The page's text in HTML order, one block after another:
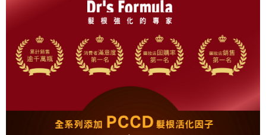
易，需依本服務之必要範圍內提供個人資料，並將交易相關給付款項請求債
權轉讓予恩沛科技股份有限公司。
２．關於個人資料處理事宜，請瀏覽以下網址：
https://aftee.tw/terms/#terms3
３．未成年的使用者請事先徵得法定代理人或監護人之同意方可使用
「AFTEE先享後付」，若未經同意申辦者引起之損失，本公司不負相關責
任。
時審查核予不同之上限額度；若仍有額度不足之情形，本公司將視審查結果
請求用戶進行身份認證。
５．嚴禁一人註冊多個帳號或使用他人資訊註冊。若發現惡意使用之情形，
恩沛科技股份有限公司將有權停止該用戶之使用額度並採取法律行動。
每筆NT$90，滿NT$1,000(含以上)免運費
7-11取貨付款
每筆NT$90，滿NT$1,000(含以上)免運費
付款後7-11取貨
每筆NT$90，滿NT$1,000(含以上)免運費
宅配
每筆NT$90，滿NT$1,000(含以上)免運費